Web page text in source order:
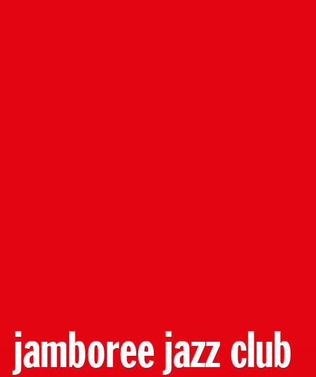
jamboree jazz club